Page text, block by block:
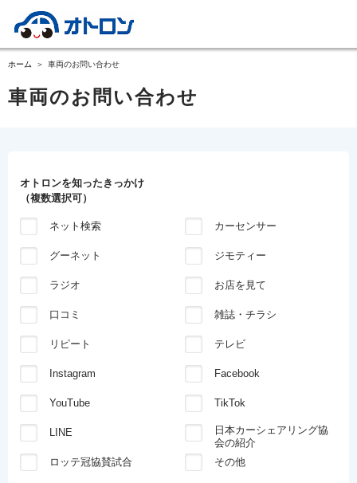
ホーム 車両のお問い合わせ
車両のお問い合わせ
オトロンを知ったきっかけ
（複数選択可）
ネット検索 カーセンサー
グーネット ジモティー
ラジオ お店を見て
口コミ 雑誌・チラシ
リピート テレビ
Instagram Facebook
YouTube TikTok
LINE
日本カーシェアリング協
会の紹介
ロッテ冠協賛試合
その他